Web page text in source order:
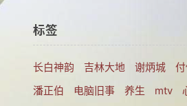
标签
长白神韵 吉林大地 谢炳城
潘正伯
电脑旧事 养生 mtv